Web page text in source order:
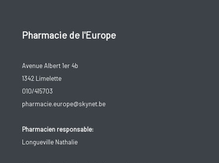
Pharmacie de l'Europe
Avenue Albert 1er 4b
1342 Limelette
010/415703
pharmacie.europe@skynet.be
Pharmacien responsable:
Longueville Nathalie